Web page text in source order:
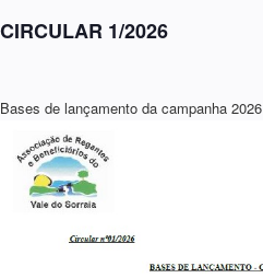
CIRCULAR 1/2026
Bases de lançamento da campanha 2026